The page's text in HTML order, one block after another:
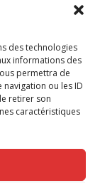
des technologies
informations des
permettra de
ou les ID
retirer son
caractéristiques